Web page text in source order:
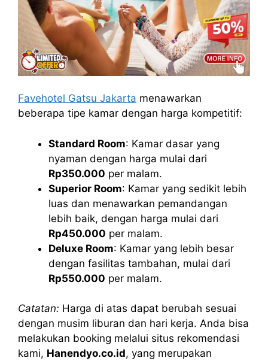
Favehotel Gatsu Jakarta menawarkan
beberapa tipe kamar dengan harga kompetitif:
Standard Room: Kamar dasar yang
nyaman dengan harga mulai dari
Rp350.000 per malam.
Superior Room: Kamar yang sedikit lebih
luas dan menawarkan pemandangan
lebih baik, dengan harga mulai dari
Rp450.000 per malam.
Deluxe Room: Kamar yang lebih besar
dengan fasilitas tambahan, mulai dari
Rp550.000 per malam.
Catatan: Harga di atas dapat berubah sesuai
dengan musim liburan dan hari kerja. Anda bisa
melakukan booking melalui situs rekomendasi
kami, Hanendyo.co.id, yang merupakan